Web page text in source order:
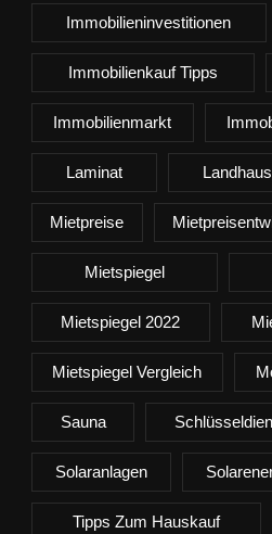
Immobilieninvestitionen
Immobilienkauf Tipps
Immobilienmarkt
Laminat
Mietpreise
Mietspiegel
Mietspiegel 2022
Mietspiegel Vergleich
Sauna
Solaranlagen
Tipps Zum Hauskauf